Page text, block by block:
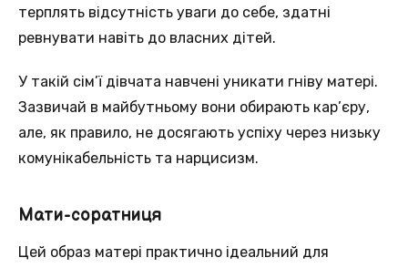
терплять відсутність уваги до себе, здатні
ревнувати навіть до власних дітей.
У такій сім’ї дівчата навчені уникати гніву матері.
Зазвичай в майбутньому вони обирають кар’єру,
але, як правило, не досягають успіху через низьку
комунікабельність та нарцисизм.
Мати-соратниця
Цей образ матері практично ідеальний для